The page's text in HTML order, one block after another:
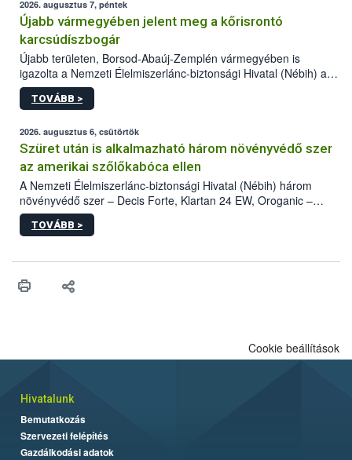
2026. augusztus 7, péntek
Újabb vármegyében jelent meg a kőrisrontó
karcsúdíszbogár
Újabb területen, Borsod-Abaúj-Zemplén vármegyében is
igazolta a Nemzeti Élelmiszerlánc-biztonsági Hivatal (Nébih) a
kőrisrontó karcsúdíszbogár (Agrilus planipennis) jelenlétét. A
kártevőt nem csak színcsapdában találták meg, de már fertőzött
az intenzív felderítést, emellett az intézkedéseket a szlovák
hatósággal is összehangolják a terjedés megállítása érdekében.
TOVÁBB >
2026. augusztus 6, csütörtök
Szüret után is alkalmazható három növényvédő szer
az amerikai szőlőkabóca ellen
A Nemzeti Élelmiszerlánc-biztonsági Hivatal (Nébih) három
növényvédő szer – Decis Forte, Klartan 24 EW, Oroganic –
engedélyokiratát módosította, így azok a szüretet követően,
egészen a vesszőérettség (BBCH 91) stádiumáig
érésű szőlőkben is legyen lehetőség a károsító elleni további
felhasználók számára is elérhető és ökológiai termesztésben is
TOVÁBB >
Cookie beállítások
Hivatalunk
Bemutatkozás
Szervezeti felépítés
Gazdálkodási adatok